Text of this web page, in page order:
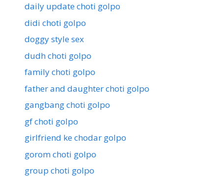
daily update choti golpo
didi choti golpo
doggy style sex
dudh choti golpo
family choti golpo
father and daughter choti golpo
gangbang choti golpo
gf choti golpo
girlfriend ke chodar golpo
gorom choti golpo
group choti golpo